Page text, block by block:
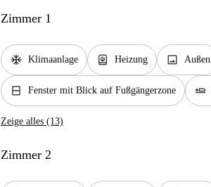
Zimmer 1
ac_unit Klimaanlage water_heater Heizung image Außen
window_closed Fenster mit Blick auf Fußgängerzone airline_seat_flat
Zeige alles (13)
Zimmer 2